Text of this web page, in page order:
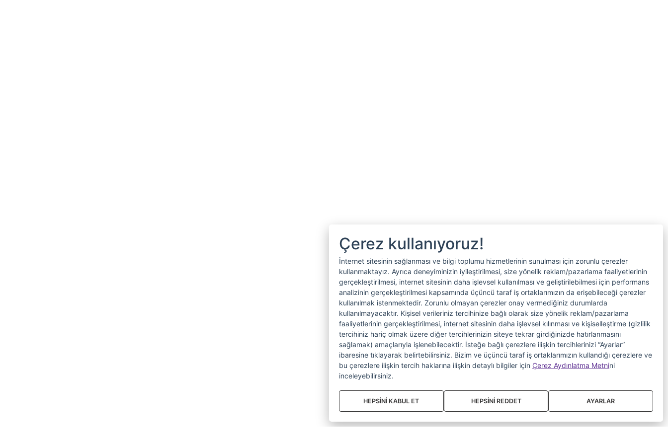
Çerez kullanıyoruz!
İnternet sitesinin sağlanması ve bilgi toplumu hizmetlerinin sunulması için zorunlu çerezler
kullanmaktayız. Ayrıca deneyiminizin iyileştirilmesi, size yönelik reklam/pazarlama faaliyetlerinin
gerçekleştirilmesi, internet sitesinin daha işlevsel kullanılması ve geliştirilebilmesi için performans
analizinin gerçekleştirilmesi kapsamında üçüncü taraf iş ortaklarımızın da erişebileceği çerezler
kullanılmak istenmektedir. Zorunlu olmayan çerezler onay vermediğiniz durumlarda
kullanılmayacaktır. Kişisel verileriniz tercihinize bağlı olarak size yönelik reklam/pazarlama
faaliyetlerinin gerçekleştirilmesi, internet sitesinin daha işlevsel kılınması ve kişiselleştirme (gizlilik
tercihiniz hariç olmak üzere diğer tercihlerinizin siteye tekrar girdiğinizde hatırlanmasını
sağlamak) amaçlarıyla işlenebilecektir. İsteğe bağlı çerezlere ilişkin tercihlerinizi “Ayarlar”
ibaresine tıklayarak belirtebilirsiniz. Bizim ve üçüncü taraf iş ortaklarımızın kullandığı çerezlere ve
bu çerezlere ilişkin tercih haklarına ilişkin detaylı bilgiler için Çerez Aydınlatma Metnini
inceleyebilirsiniz.
HEPSİNİ KABUL ET HEPSİNİ REDDET AYARLAR